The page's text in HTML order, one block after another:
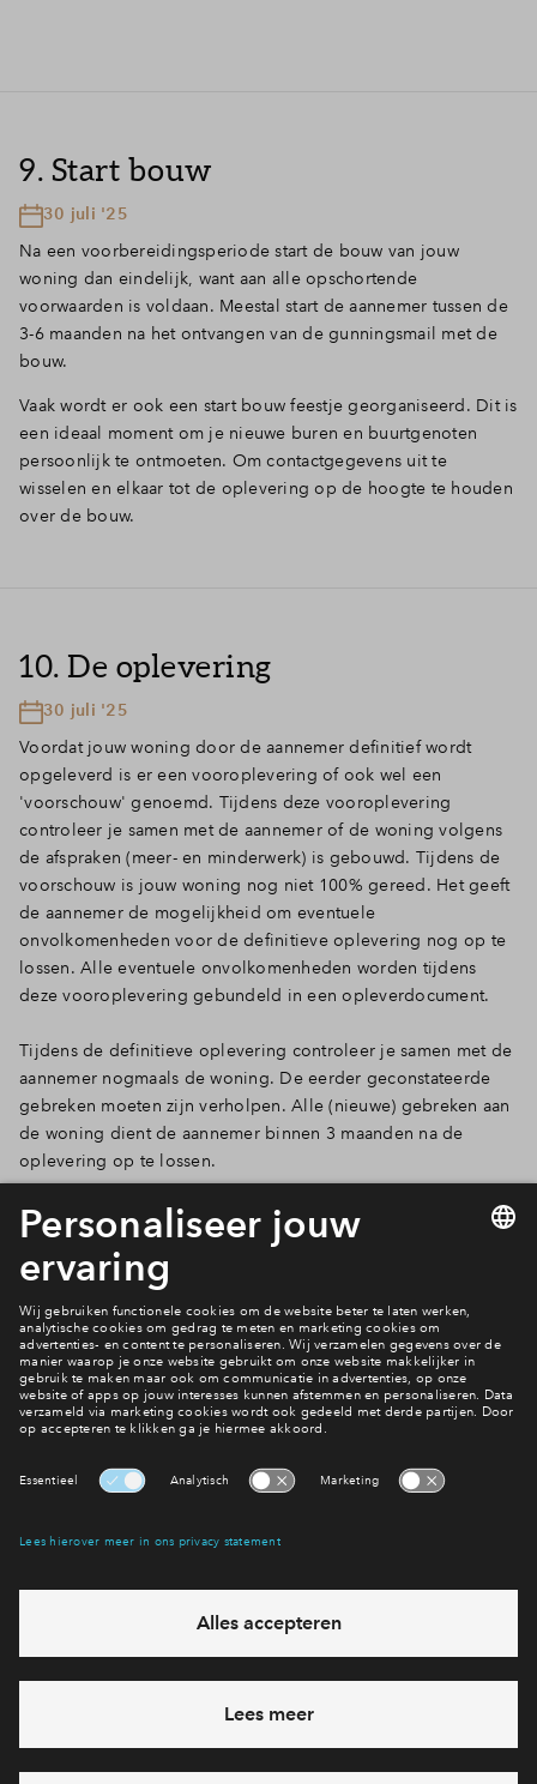
9. Start bouw
30 juli '25
Na een voorbereidingsperiode start de bouw van jouw
woning dan eindelijk, want aan alle opschortende
voorwaarden is voldaan. Meestal start de aannemer tussen de
3-6 maanden na het ontvangen van de gunningsmail met de
bouw.
Vaak wordt er ook een start bouw feestje georganiseerd. Dit is
een ideaal moment om je nieuwe buren en buurtgenoten
persoonlijk te ontmoeten. Om contactgegevens uit te
wisselen en elkaar tot de oplevering op de hoogte te houden
over de bouw.
10. De oplevering
30 juli '25
Voordat jouw woning door de aannemer definitief wordt
opgeleverd is er een vooroplevering of ook wel een
'voorschouw' genoemd. Tijdens deze vooroplevering
controleer je samen met de aannemer of de woning volgens
de afspraken (meer- en minderwerk) is gebouwd. Tijdens de
voorschouw is jouw woning nog niet 100% gereed. Het geeft
de aannemer de mogelijkheid om eventuele
onvolkomenheden voor de definitieve oplevering nog op te
lossen. Alle eventuele onvolkomenheden worden tijdens
deze vooroplevering gebundeld in een opleverdocument.
Tijdens de definitieve oplevering controleer je samen met de
aannemer nogmaals de woning. De eerder geconstateerde
gebreken moeten zijn verholpen. Alle (nieuwe) gebreken aan
de woning dient de aannemer binnen 3 maanden na de
oplevering op te lossen.
En daarna? Dan kan je eindelijk zelf aan de slag met het
verder zelf of laten inrichten van de woning. Vloeren leggen,
keuken plaatsen, muren schilderen en verhuizen.
Bekijk het woningaanbod
Ik wil ook wonen in Iris
Interesse? Meld je dan snel aan
Hiermee blijf je op de hoogte van het belangrijkste nieuws en
Ja, ik wil mij aanmelden
Heb je een vraag en wil je direct antwoord? Bel ons op
712 27 21